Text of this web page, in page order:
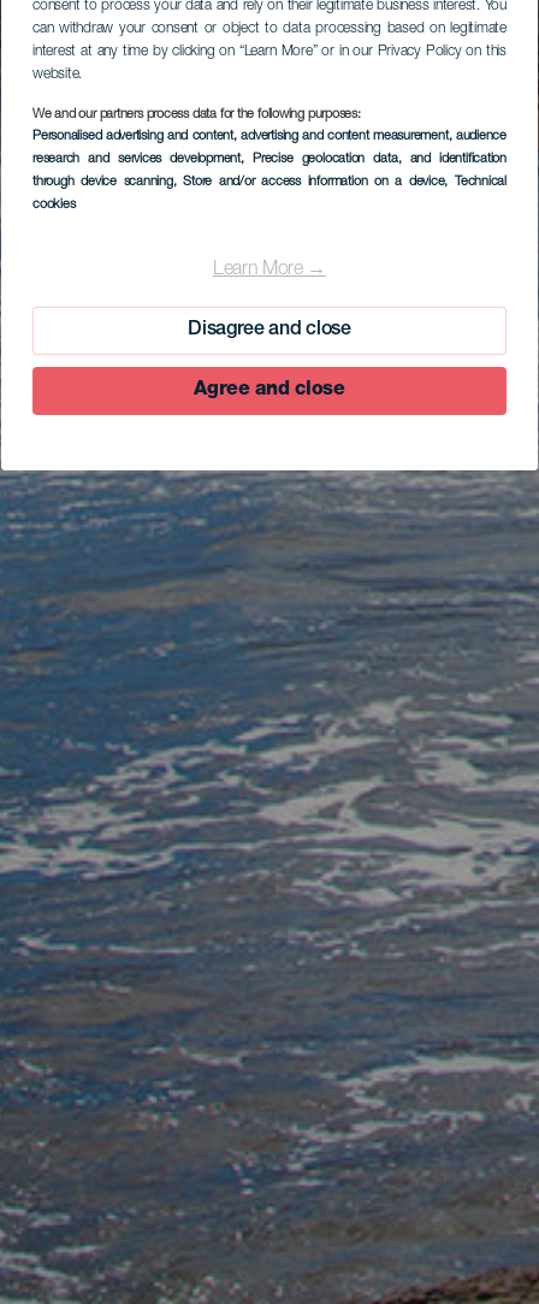
consent to process your data and rely on their legitimate business interest. You
can withdraw your consent or object to data processing based on legitimate
interest at any time by clicking on “Learn More” or in our Privacy Policy on this
website.
We and our partners process data for the following purposes:
Personalised advertising and content, advertising and content measurement, audience
research and services development, Precise geolocation data, and identification
through device scanning, Store and/or access information on a device, Technical
cookies
Learn More →
Disagree and close
Agree and close